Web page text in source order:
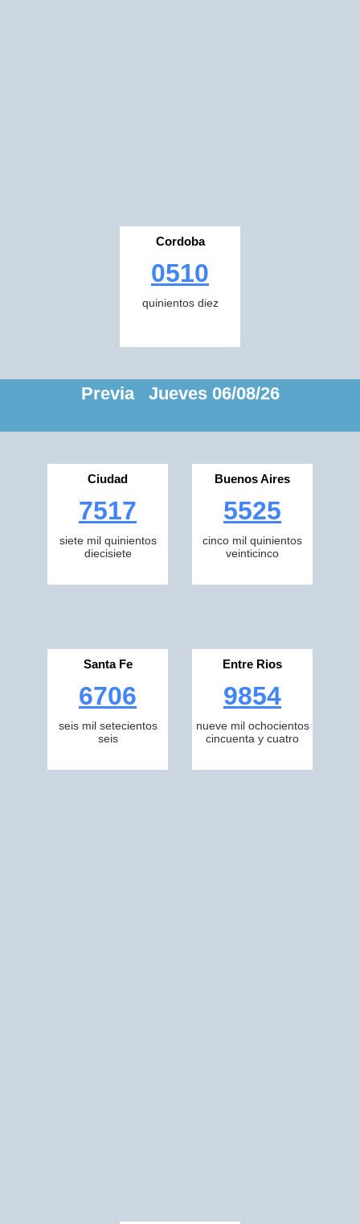
Cordoba
0510
quinientos diez
Previa Jueves 06/08/26
Ciudad
7517
siete mil quinientos
diecisiete
Buenos Aires
5525
cinco mil quinientos
veinticinco
Santa Fe
6706
seis mil setecientos
seis
Entre Rios
9854
nueve mil ochocientos
cincuenta y cuatro